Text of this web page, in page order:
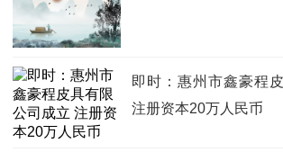
即时：惠州市鑫豪程
注册资本20万人民币